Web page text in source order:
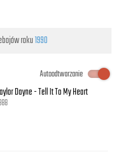
roku1990
Autoodtwarzanie
Dayne - Tell It To My Heart